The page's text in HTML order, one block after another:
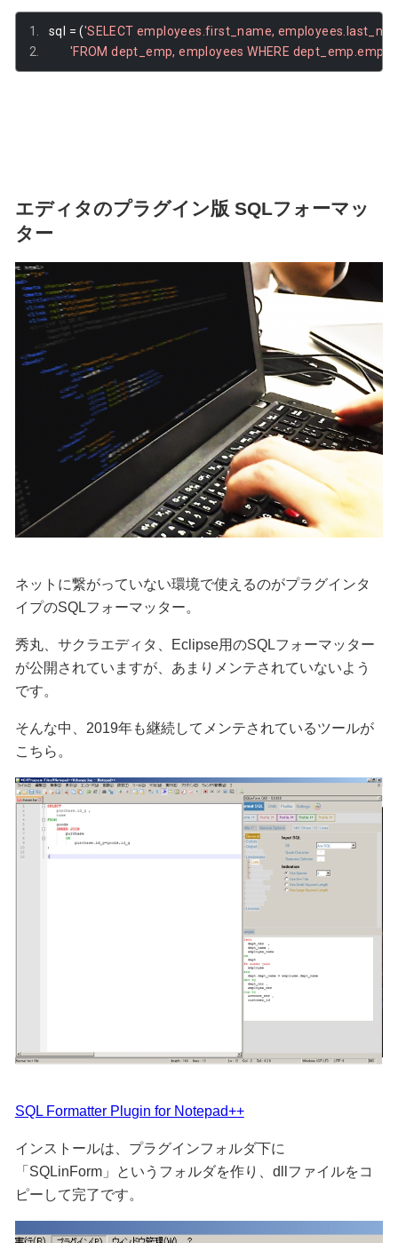
sql = ('SELECT employees.first_name,
'FROM dept_emp, employees WHERE
エディタのプラグイン版 SQLフォーマッ
ター
ネットに繋がっていない環境で使えるのがプラグインタ
イプのSQLフォーマッター。
秀丸、サクラエディタ、Eclipse用のSQLフォーマッター
が公開されていますが、あまりメンテされていないよう
です。
そんな中、2019年も継続してメンテされているツールが
こちら。
SQL Formatter Plugin for Notepad++
インストールは、プラグインフォルダ下に
「SQLinForm」というフォルダを作り、dllファイルをコ
ピーして完了です。